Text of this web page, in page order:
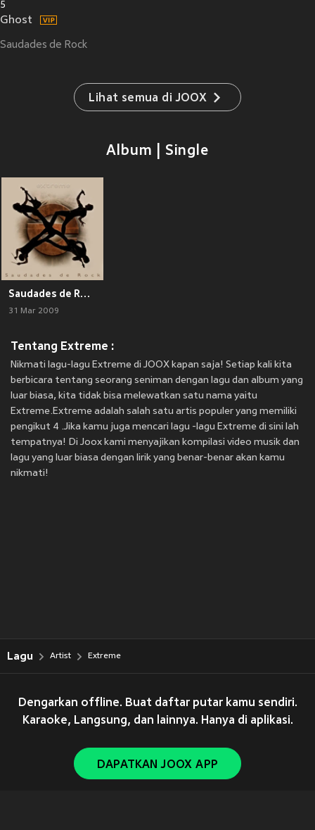
5
Ghost
Saudades de Rock
Lihat semua di JOOX
Album | Single
Saudades de Rock
31 Mar 2009
Tentang Extreme :
Nikmati lagu-lagu Extreme di JOOX kapan saja! Setiap kali kita
berbicara tentang seorang seniman dengan lagu dan album yang
luar biasa, kita tidak bisa melewatkan satu nama yaitu
Extreme.Extreme adalah salah satu artis populer yang memiliki
pengikut 4 .Jika kamu juga mencari lagu -lagu Extreme di sini lah
tempatnya! Di Joox kami menyajikan kompilasi video musik dan
lagu yang luar biasa dengan lirik yang benar-benar akan kamu
nikmati!
Lagu Artist Extreme
Dengarkan offline. Buat daftar putar kamu sendiri.
Karaoke, Langsung, dan lainnya. Hanya di aplikasi.
DAPATKAN JOOX APP